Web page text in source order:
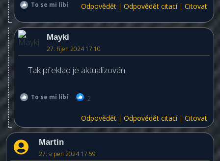
To se mi líbí Odpovědět | Odpovědět citací| Citovat
Mayki
27. říjen 2024 17:10
Tak překlad je aktualizován.
To se mi líbí 2
Odpovědět | Odpovědět citací| Citovat
Martin
27. srpen 2024 17:59